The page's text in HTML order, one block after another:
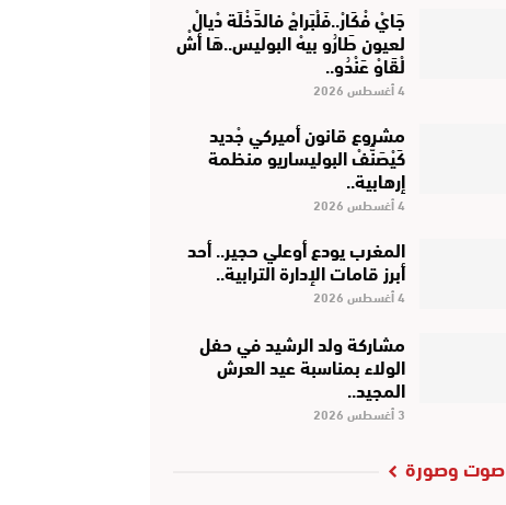
جَايْ فْكَارْ..فَلْبَراجْ فالدَّخْلَة دْيالْ
لعيون طَارُو بيهْ البوليس..هَا أشْ
لْقَاوْ عَنْدُو..
4 أغسطس 2026
مشروع قانون أميركي جْديد
كَيْصَنَّفْ البوليساريو منظمة
إرهابية..
4 أغسطس 2026
المغرب يودع أوعلي حجير.. أحد
أبرز قامات الإدارة الترابية..
4 أغسطس 2026
مشاركة ولد الرشيد في حفل
الولاء بمناسبة عيد العرش
المجيد..
3 أغسطس 2026
صوت وصورة